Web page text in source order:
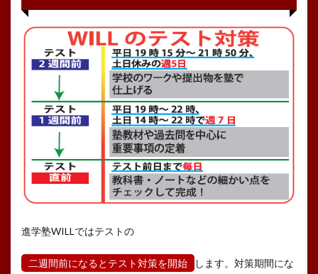
進学塾WILLではテストの
二週間前になるとテスト対策を開始
します。対策期間にな